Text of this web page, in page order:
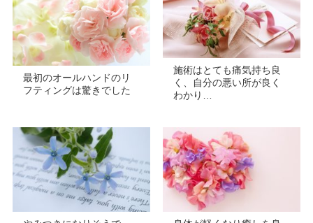
最初のオールハンドのリ
フティングは驚きでした
施術はとても痛気持ち良
く、自分の悪い所が良く
わかり…